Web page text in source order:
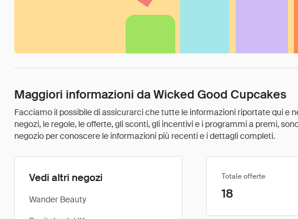
Maggiori informazioni da Wicked Good Cupcakes
Facciamo il possibile di assicurarci che tutte le informazioni riportate qui
negozi, le regole, le offerte, gli sconti, gli incentivi e i programmi a premi,
negozio per conoscere le informazioni più recenti e i dettagli completi.
Vedi altri negozi
Wander Beauty
Totale offerte
18